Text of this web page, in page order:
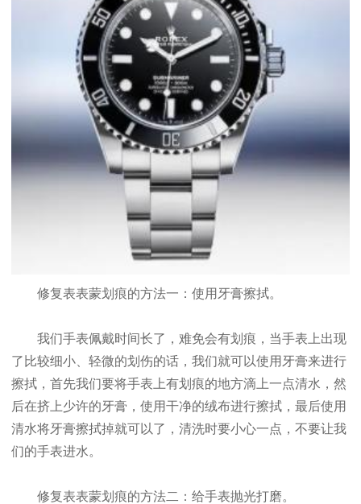
修复表表蒙划痕的方法一：使用牙膏擦拭。
我们手表佩戴时间长了，难免会有划痕，当手表上出现
了比较细小、轻微的划伤的话，我们就可以使用牙膏来进行
擦拭，首先我们要将手表上有划痕的地方滴上一点清水，然
后在挤上少许的牙膏，使用干净的绒布进行擦拭，最后使用
清水将牙膏擦拭掉就可以了，清洗时要小心一点，不要让我
们的手表进水。
修复表表蒙划痕的方法二：给手表抛光打磨。